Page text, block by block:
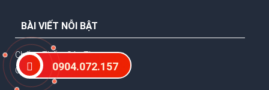
BÀI VIẾT NỖI BẬT
Chống Thấm Sân Thượng
Chống Dột Trần Nhà
0904.072.157